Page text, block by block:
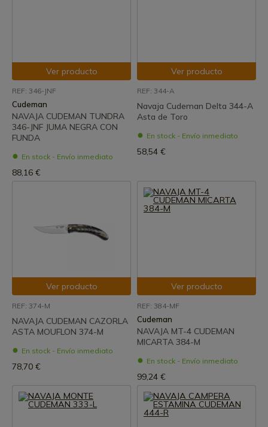
Ver producto
REF: 346-JNF
Cudeman
NAVAJA CUDEMAN TUNDRA
346-JNF JUMA NEGRA CON
FUNDA
En stock - Envío inmediato
88,16 €
Ver producto
REF: 344-A
Navaja Cudeman Delta 344-A
Asta de Toro
En stock - Envío inmediato
58,54 €
Ver producto
REF: 374-M
NAVAJA CUDEMAN CAZORLA
ASTA MOUFLON 374-M
En stock - Envío inmediato
78,70 €
Ver producto
REF: 384-MF
Cudeman
NAVAJA MT-4 CUDEMAN
MICARTA 384-M
En stock - Envío inmediato
99,24 €